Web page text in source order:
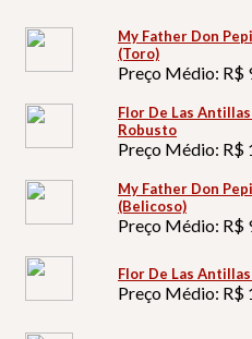
My Father Don
(Toro)
Preço Médio: R$
Flor De Las
Robusto
Preço Médio: R$
My Father Don
(Belicoso)
Preço Médio: R$
Flor De Las
Preço Médio: R$